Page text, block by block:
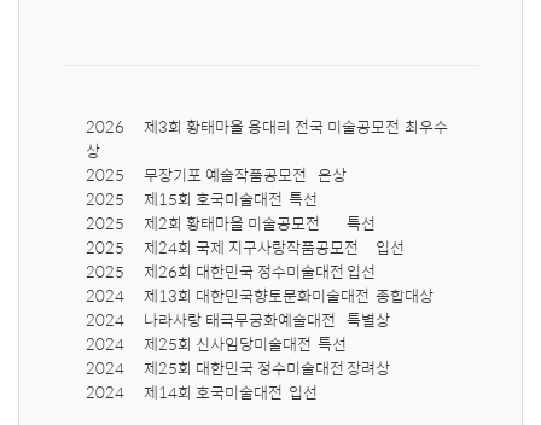
2026	제3회 황태마을 용대리 전국 미술공모전	최우수
상
2025	무장기포 예술작품공모전	은상
2025	제15회 호국미술대전	특선
2025	제2회 황태마을 미술공모전	특선
2025	제24회 국제 지구사랑작품공모전	입선
2025	제26회 대한민국 정수미술대전	입선
2024	제13회 대한민국향토문화미술대전	종합대상
2024	나라사랑 태극무궁화예술대전	특별상
2024	제25회 신사임당미술대전	특선
2024	제25회 대한민국 정수미술대전	장려상
2024	제14회 호국미술대전	입선